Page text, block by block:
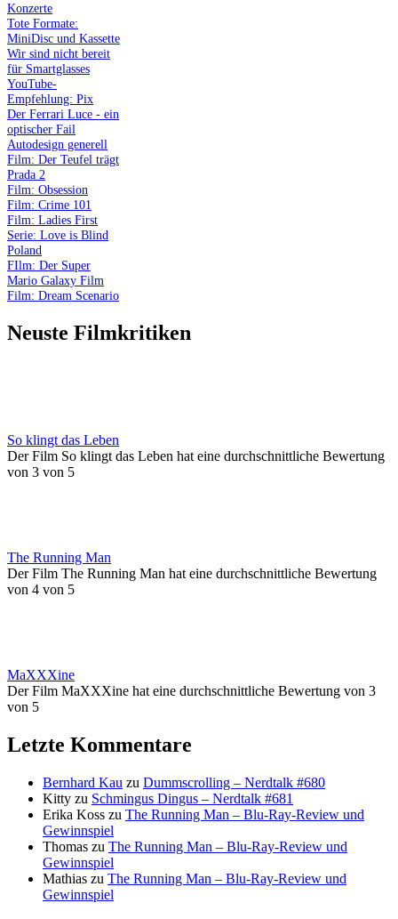
Konzerte
Tote Formate:
MiniDisc und Kassette
Wir sind nicht bereit
für Smartglasses
YouTube-
Empfehlung: Pix
Der Ferrari Luce - ein
optischer Fail
Autodesign generell
Film: Der Teufel trägt
Prada 2
Film: Obsession
Film: Crime 101
Film: Ladies First
Serie: Love is Blind
Poland
FIlm: Der Super
Mario Galaxy Film
Film: Dream Scenario
Neuste Filmkritiken
So klingt das Leben
Der Film So klingt das Leben hat eine durchschnittliche Bewertung
von 3 von 5
The Running Man
Der Film The Running Man hat eine durchschnittliche Bewertung
von 4 von 5
MaXXXine
Der Film MaXXXine hat eine durchschnittliche Bewertung von 3
von 5
Letzte Kommentare
Bernhard Kau zu Dummscrolling – Nerdtalk #680
Kitty zu Schmingus Dingus – Nerdtalk #681
Erika Koss zu The Running Man – Blu-Ray-Review und
Gewinnspiel
Thomas zu The Running Man – Blu-Ray-Review und
Gewinnspiel
Mathias zu The Running Man – Blu-Ray-Review und
Gewinnspiel